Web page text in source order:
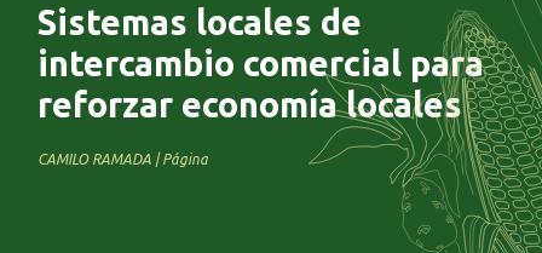
Sistemas locales de
intercambio comercial para
reforzar economía locales
CAMILO RAMADA | Página